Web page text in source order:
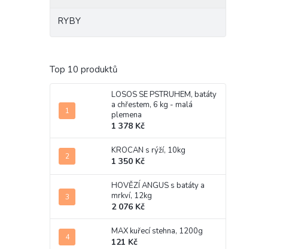
RYBY
Top 10 produktů
LOSOS SE PSTRUHEM, batáty
a chřestem, 6 kg - malá
plemena
1 378 Kč
KROCAN s rýží, 10kg
1 350 Kč
HOVĚZÍ ANGUS s batáty a
mrkví, 12kg
2 076 Kč
MAX kuřecí stehna, 1200g
121 Kč